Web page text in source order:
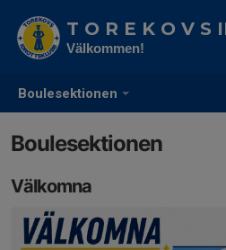
Boulesektionen
T O R E K O V S
Välkommen!
Boulesektionen
Välkomna